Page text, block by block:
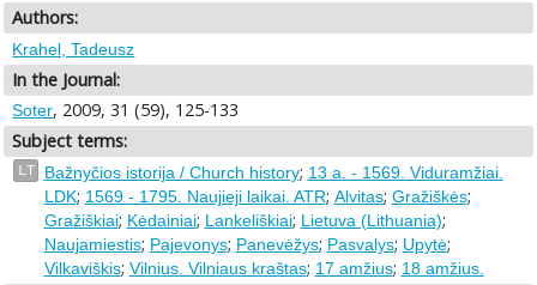
Authors:
Krahel, Tadeusz
In the Journal:
Soter, 2009, 31 (59), 125-133
Subject terms:
LT Bažnyčios istorija / Church history; 13 a. - 1569. Viduramžiai.
LDK; 1569 - 1795. Naujieji laikai. ATR; Alvitas; Gražiškės;
Gražiškiai; Kėdainiai; Lankeliškiai; Lietuva (Lithuania);
Naujamiestis; Pajevonys; Panevėžys; Pasvalys; Upytė;
Vilkaviškis; Vilnius. Vilniaus kraštas; 17 amžius; 18 amžius.